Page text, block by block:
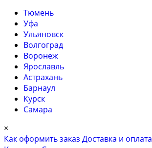
Тюмень
Уфа
Ульяновск
Волгоград
Воронеж
Ярославль
Астрахань
Барнаул
Курск
Самара
×
Как оформить заказ Доставка и оплата